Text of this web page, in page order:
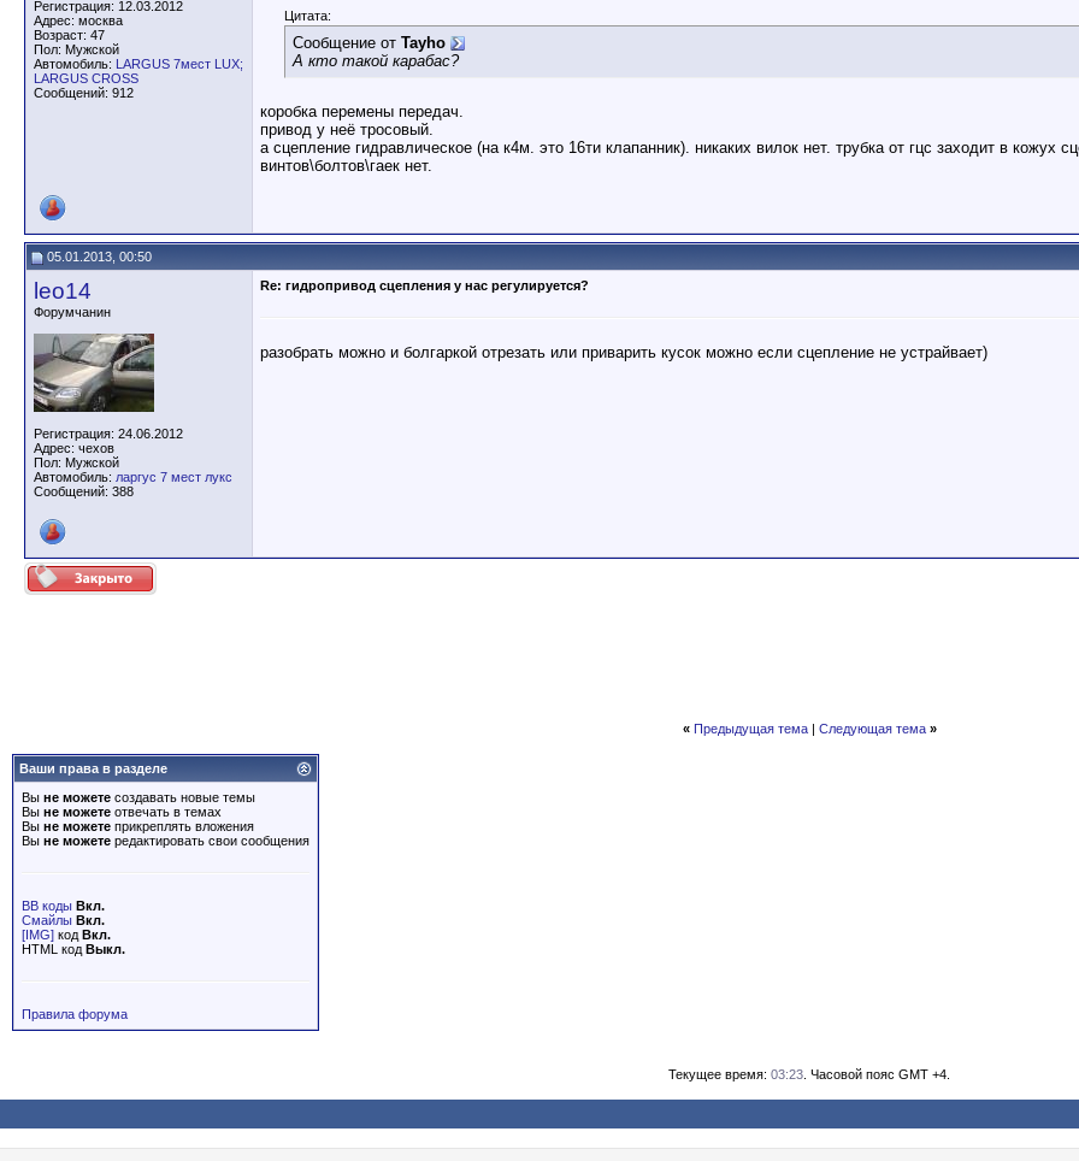
Регистрация: 12.03.2012
Адрес: москва
Возраст: 47
Пол: Мужской
Автомобиль: LARGUS 7мест LUX;
LARGUS CROSS
Сообщений: 912
Цитата:
Сообщение от Tayho
А кто такой карабас?
коробка перемены передач.
привод у неё тросовый.
а сцепление гидравлическое (на к4м. это 16ти клапанник). никаких вилок нет. трубка от гцс заходит в кожух
винтов\болтов\гаек нет.
05.01.2013, 00:50
leo14
Форумчанин
Регистрация: 24.06.2012
Адрес: чехов
Пол: Мужской
Автомобиль: ларгус 7 мест лукс
Сообщений: 388
Re: гидропривод сцепления у нас регулируется?
разобрать можно и болгаркой отрезать или приварить кусок можно если сцепление не устрайвает)
« Предыдущая тема| Следующая тема »
Ваши права в разделе
Вы не можете создавать новые темы
Вы не можете отвечать в темах
Вы не можете прикреплять вложения
Вы не можете редактировать свои сообщения
BB коды Вкл.
Смайлы Вкл.
[IMG] код Вкл.
HTML код Выкл.
Правила форума
Текущее время: 03:23 . Часовой пояс GMT +4.